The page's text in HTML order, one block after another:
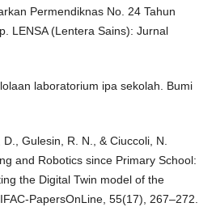
Permendiknas No. 24 Tahun
LENSA (Lentera Sains): Jurnal
laboratorium ipa sekolah. Bumi
Gulesin, R. N., & Ciuccoli, N.
and Robotics since Primary School:
the Digital Twin model of the
PapersOnLine, 55(17), 267–272.